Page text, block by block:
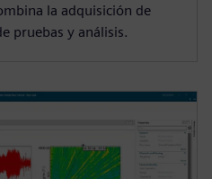
la adquisición de
pruebas y análisis.